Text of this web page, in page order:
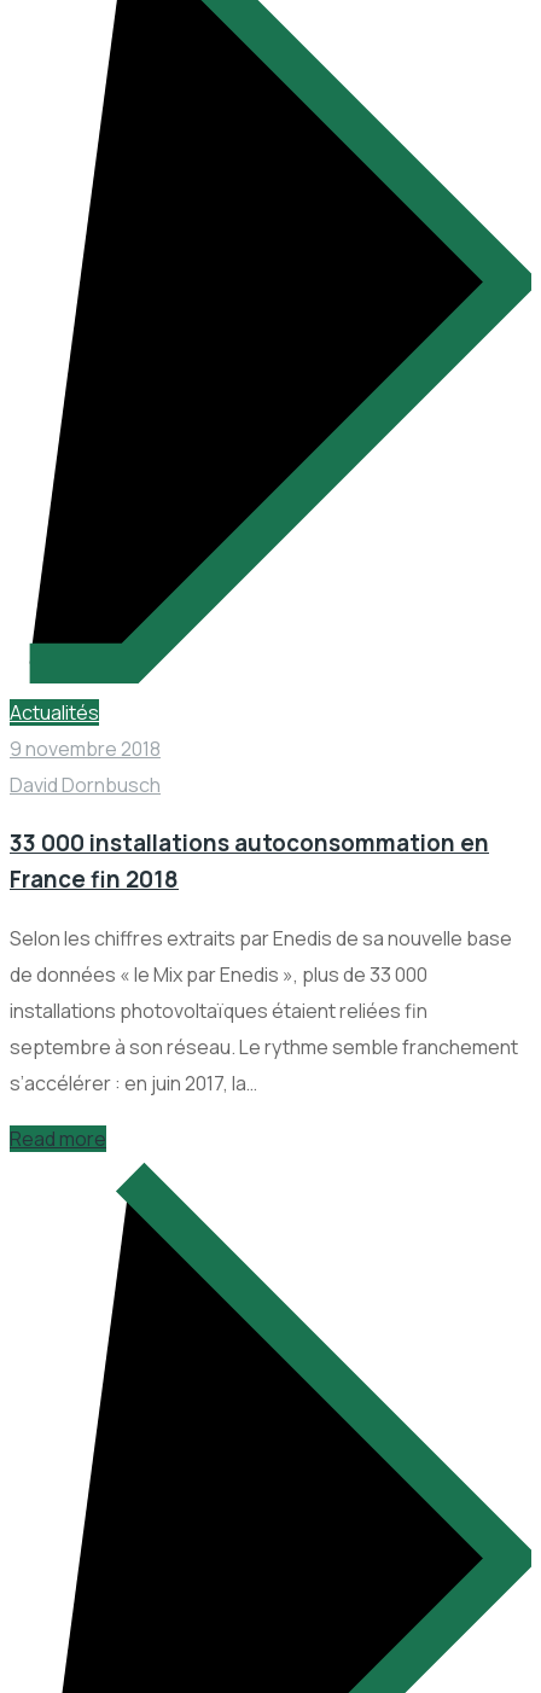
Actualités
9 novembre 2018
David Dornbusch
33 000 installations autoconsommation en
France fin 2018
Selon les chiffres extraits par Enedis de sa nouvelle base
de données « le Mix par Enedis », plus de 33 000
installations photovoltaïques étaient reliées fin
septembre à son réseau. Le rythme semble franchement
s’accélérer : en juin 2017, la…
Read more